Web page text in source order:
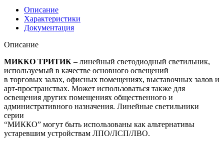
Описание
Характеристики
Документация
Описание
МИККО ТРИТИК – линейный светодиодный светильник,
используемый в качестве основного освещений
в торговых залах, офисных помещениях, выставочных залов и
арт-пространствах. Может использоваться также для
освещения других помещениях общественного и
административного назначения. Линейные светильники
серии
“МИККО” могут быть использованы как альтернативы
устаревшим устройствам ЛПО/ЛСП/ЛВО.